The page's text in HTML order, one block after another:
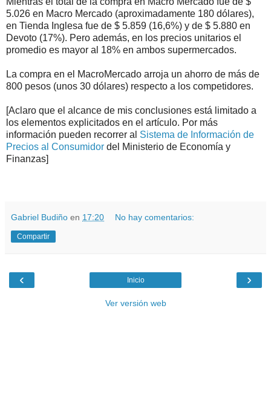
5.026 en Macro Mercado (aproximadamente 180 dólares),
en Tienda Inglesa fue de $ 5.859 (16,6%) y de $ 5.880 en
Devoto (17%). Pero además, en los precios unitarios el
promedio es mayor al 18% en ambos supermercados.
La compra en el MacroMercado arroja un ahorro de más de
800 pesos (unos 30 dólares) respecto a los competidores.
[Aclaro que el alcance de mis conclusiones está limitado a
los elementos explicitados en el artículo. Por más
información pueden recorrer al Sistema de Información de
Precios al Consumidor del Ministerio de Economía y
Finanzas]
Gabriel Budiño en 17:20 No hay comentarios:
Compartir
‹ ›
Inicio
Ver versión web